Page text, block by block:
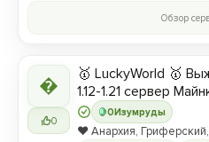
Обзор

0
0Изумруды
🥇 LuckyWorld 🥇
1.12-1.21 сервер
❤️ Анархия,